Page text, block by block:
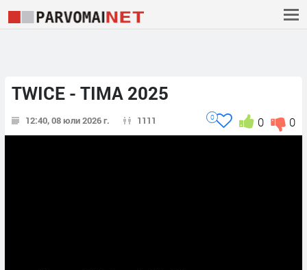
TWICE - TIMA 2025
12:40, 08 юли 2026 г. 1111 0
0
0